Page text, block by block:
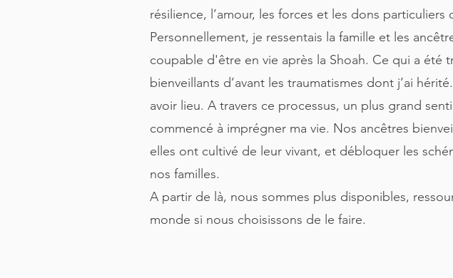
résilience, l’amour, les forces et les dons particuliers
Personnellement, je ressentais la famille et les
coupable d'être en vie après la Shoah. Ce qui a été
bienveillants d’avant les traumatismes dont j’ai
avoir lieu. A travers ce processus, un plus grand
commencé à imprégner ma vie. Nos ancêtres
elles ont cultivé de leur vivant, et débloquer les
nos familles.
A partir de là, nous sommes plus disponibles,
monde si nous choisissons de le faire.